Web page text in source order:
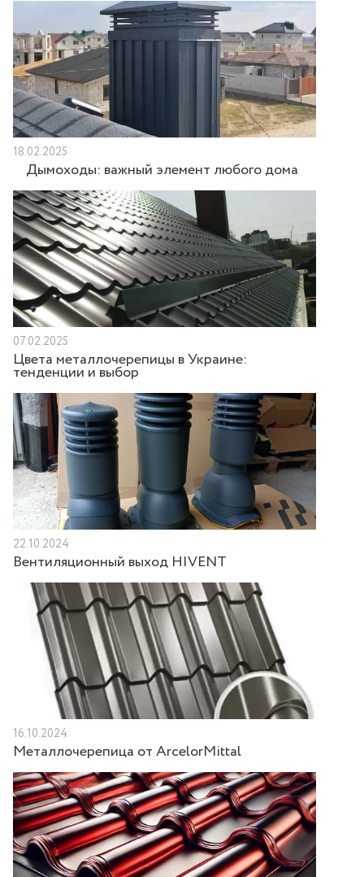
18.02.2025
Дымоходы: важный элемент любого дома
07.02.2025
Цвета металлочерепицы в Украине:
тенденции и выбор
22.10.2024
Вентиляционный выход HIVENT
16.10.2024
Металлочерепица от ArcelorMittal